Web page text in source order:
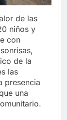
de las
niños y
con
de la
las
presencia
una